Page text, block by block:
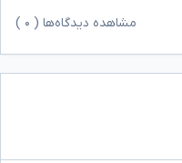
مشاهده دیدگاه‌ها ( ۰